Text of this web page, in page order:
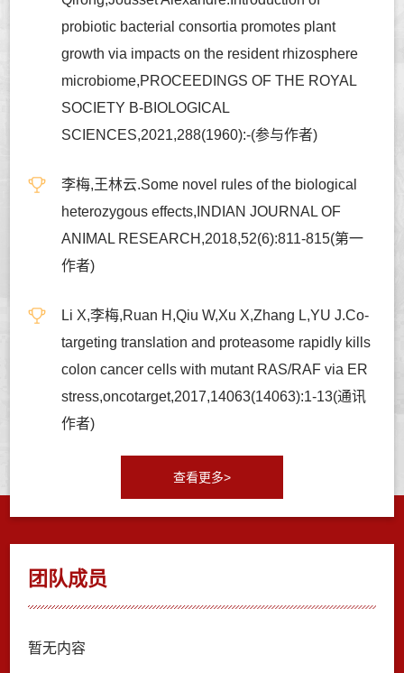
probiotic bacterial consortia promotes plant
growth via impacts on the resident rhizosphere
microbiome,PROCEEDINGS OF THE ROYAL
SOCIETY B-BIOLOGICAL
SCIENCES,2021,288(1960):-(参与作者)
李梅,王林云.Some novel rules of the biological
heterozygous effects,INDIAN JOURNAL OF
ANIMAL RESEARCH,2018,52(6):811-815(第一
作者)
Li X,李梅,Ruan H,Qiu W,Xu X,Zhang L,YU J.Co-
targeting translation and proteasome rapidly kills
colon cancer cells with mutant RAS/RAF via ER
stress,oncotarget,2017,14063(14063):1-13(通讯
作者)
查看更多>
团队成员
暂无内容